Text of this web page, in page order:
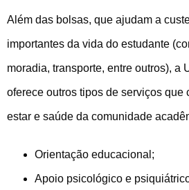
Além das bolsas, que ajudam a
importantes da vida do estudante
moradia, transporte, entre outros), a
oferece outros tipos de serviços que
estar e saúde da comunidade
Orientação educacional;
Apoio psicológico e